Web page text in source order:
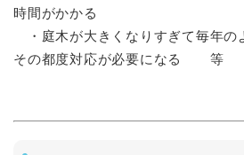
時間がかかる
・庭木が大きくなりすぎて毎年の
その都度対応が必要になる 等